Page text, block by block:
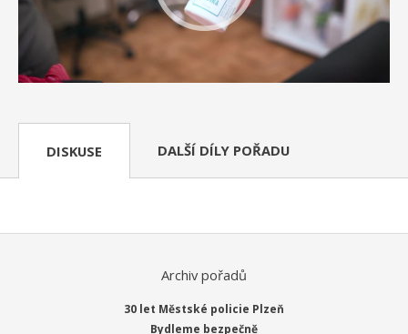
DISKUSE DALŠÍ DÍLY POŘADU
Archiv pořadů
30 let Městské policie Plzeň
Bydleme bezpečně